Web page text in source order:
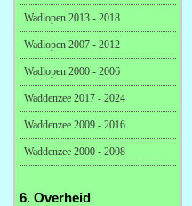
Wadlopen 2013 - 2018
Wadlopen 2007 - 2012
Wadlopen 2000 - 2006
Waddenzee 2017 - 2024
Waddenzee 2009 - 2016
Waddenzee 2000 - 2008
6. Overheid